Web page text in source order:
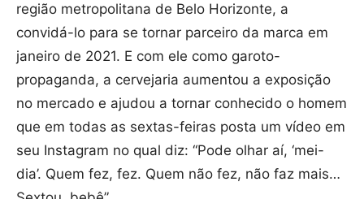
região metropolitana de Belo Horizonte, a
convidá-lo para se tornar parceiro da marca em
janeiro de 2021. E com ele como garoto-
propaganda, a cervejaria aumentou a exposição
no mercado e ajudou a tornar conhecido o homem
que em todas as sextas-feiras posta um vídeo em
seu Instagram no qual diz: “Pode olhar aí, ‘mei-
dia’. Quem fez, fez. Quem não fez, não faz mais…